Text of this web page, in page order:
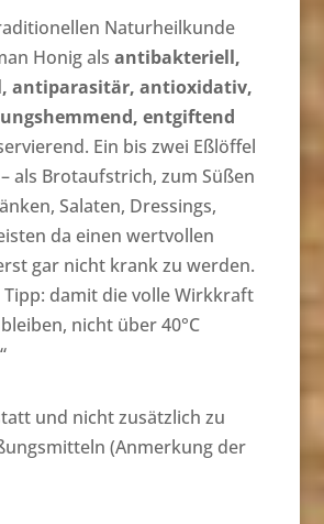
Naturheilkunde
Honig als antibakteriell,
antiparasitär, antioxidativ,
entgiftend
Ein bis zwei Eßlöffel
als Brotaufstrich, zum Süßen
Salaten, Dressings,
da einen wertvollen
gar nicht krank zu werden.
Tipp: damit die volle Wirkkraft
nicht über 40°C
und nicht zusätzlich zu
(Anmerkung der